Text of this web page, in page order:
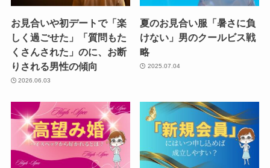
お見合いや初デートで「楽
しく過ごせた」「質問もた
くさんされた」のに、お断
りされる男性の傾向
2026.06.03
夏のお見合い服「暑さに負
けない」男のクールビス戦
略
2025.07.04